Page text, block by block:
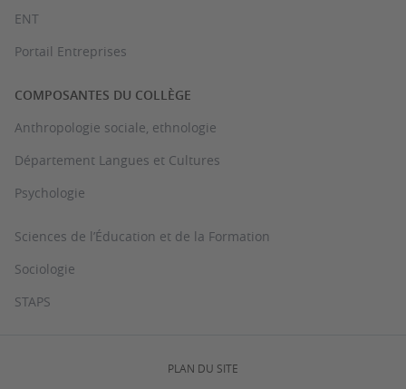
ENT
Portail Entreprises
COMPOSANTES DU COLLÈGE
Anthropologie sociale, ethnologie
Département Langues et Cultures
Psychologie
Sciences de l’Éducation et de la Formation
Sociologie
STAPS
PLAN DU SITE